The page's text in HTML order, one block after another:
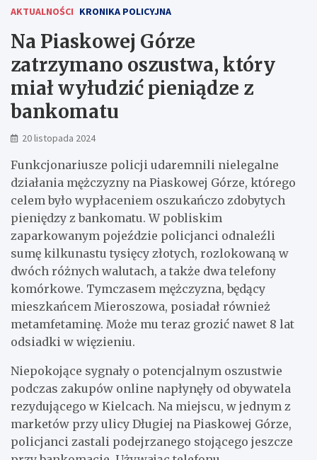
AKTUALNOŚCI KRONIKA POLICYJNA
Na Piaskowej Górze
zatrzymano oszustwa, który
miał wyłudzić pieniądze z
bankomatu
20 listopada 2024
Funkcjonariusze policji udaremnili nielegalne
działania mężczyzny na Piaskowej Górze, którego
celem było wypłaceniem oszukańczo zdobytych
pieniędzy z bankomatu. W pobliskim
zaparkowanym pojeździe policjanci odnaleźli
sumę kilkunastu tysięcy złotych, rozlokowaną w
dwóch różnych walutach, a także dwa telefony
komórkowe. Tymczasem mężczyzna, będący
mieszkańcem Mieroszowa, posiadał również
metamfetaminę. Może mu teraz grozić nawet 8 lat
odsiadki w więzieniu.
Niepokojące sygnały o potencjalnym oszustwie
podczas zakupów online napłynęły od obywatela
rezydującego w Kielcach. Na miejscu, w jednym z
marketów przy ulicy Długiej na Piaskowej Górze,
policjanci zastali podejrzanego stojącego jeszcze